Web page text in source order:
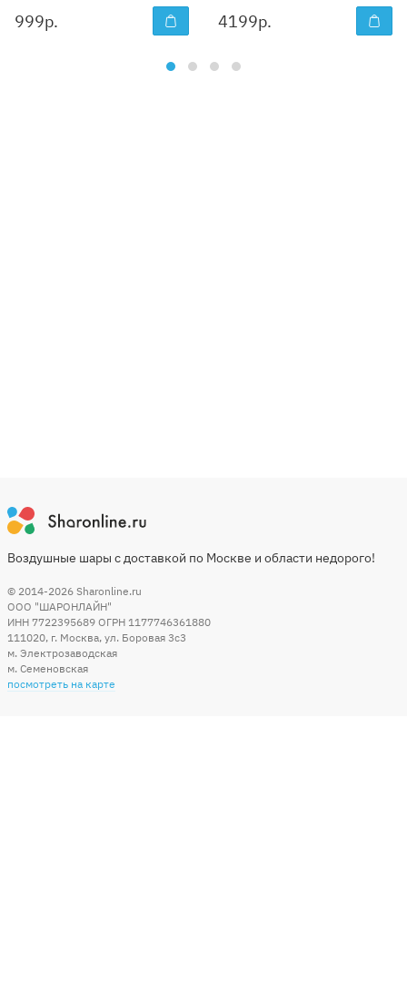
999р. 4199р.
Воздушные шары с доставкой по Москве и области недорого!
© 2014-2026 Sharonline.ru
ООО "ШАРОНЛАЙН"
ИНН 7722395689 ОГРН 1177746361880
111020, г. Москва, ул. Боровая 3c3
м. Электрозаводская
м. Семеновская
посмотреть на карте